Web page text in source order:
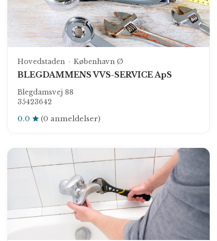
Hovedstaden København Ø
BLEGDAMMENS VVS-SERVICE ApS
Blegdamsvej 88
35423642
0.0 (0 anmeldelser)